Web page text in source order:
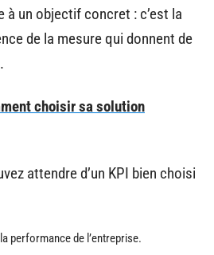
à un objectif concret : c’est la
de la mesure qui donnent de
choisir sa solution
attendre d’un KPI bien choisi
performance de l’entreprise.